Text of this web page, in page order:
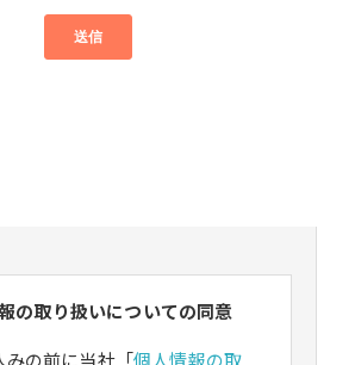
の取り扱いについての同意
みの前に当社「個人情報の取